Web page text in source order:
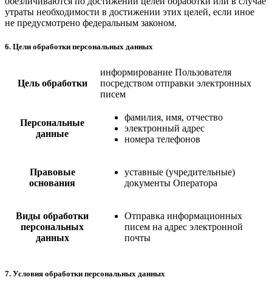
утраты необходимости в достижении этих целей, если иное
не предусмотрено федеральным законом.
6. Цели обработки персональных данных
Цель обработки
информирование Пользователя
посредством отправки электронных
писем
Персональные
данные
фамилия, имя, отчество
электронный адрес
номера телефонов
Правовые
основания
уставные (учредительные)
документы Оператора
Виды обработки
персональных
данных
Отправка информационных
писем на адрес электронной
почты
7. Условия обработки персональных данных